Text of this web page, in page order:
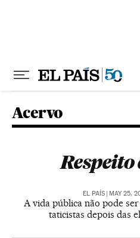
Acervo
Respeito
EL PAÍS | MAY 25,
A vida pública não pode
taticistas depois das